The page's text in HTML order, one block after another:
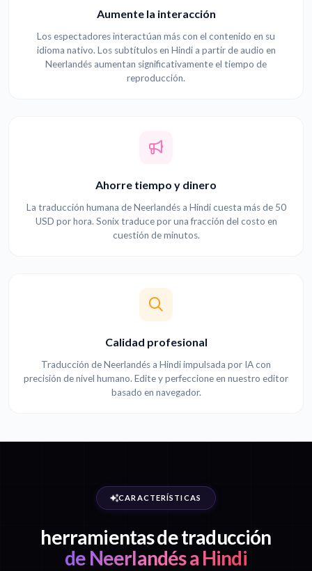
Aumente la interacción
Los espectadores interactúan más con el contenido en su
idioma nativo. Los subtítulos en Hindi a partir de audio en
Neerlandés aumentan significativamente el tiempo de
reproducción.
Ahorre tiempo y dinero
La traducción humana de Neerlandés a Hindi cuesta más de 50
USD por hora. Sonix traduce por una fracción del costo en
cuestión de minutos.
Calidad profesional
Traducción de Neerlandés a Hindi impulsada por IA con
precisión de nivel humano. Edite y perfeccione en nuestro editor
basado en navegador.
CARACTERÍSTICAS
herramientas de traducción
de Neerlandés a Hindi